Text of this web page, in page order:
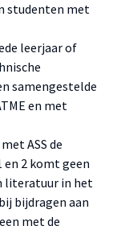
studenten met
leerjaar of
samengestelde
en met
ASS de
en 2 komt geen
literatuur in het
bijdragen aan
met de